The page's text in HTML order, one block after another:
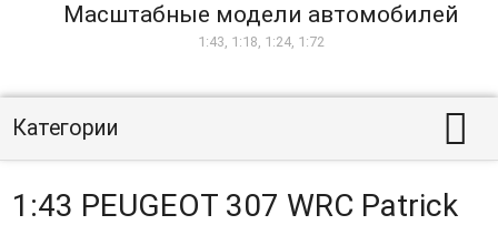
Масштабные модели автомобилей
1:43, 1:18, 1:24, 1:72
Категории 
1:43 PEUGEOT 307 WRC Patrick